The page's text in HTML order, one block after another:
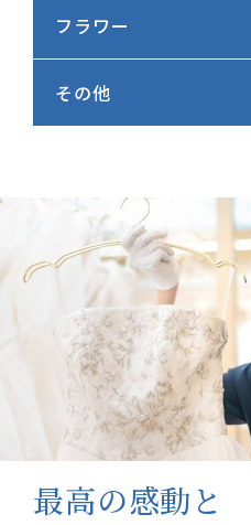
フラワー
その他
最高の感動と